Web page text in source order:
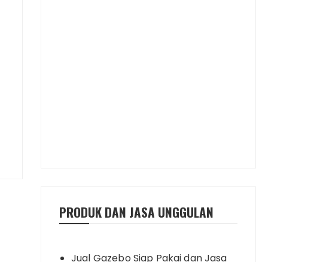
PRODUK DAN JASA UNGGULAN
Jual Gazebo Siap Pakai dan Jasa